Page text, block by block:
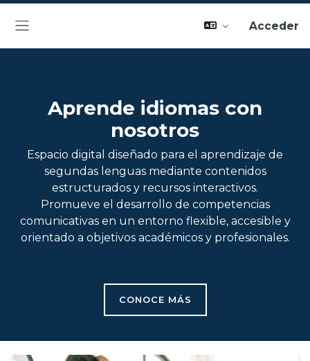
Acceder
Aprende idiomas con
nosotros
Espacio digital diseñado para el aprendizaje de
segundas lenguas mediante contenidos
estructurados y recursos interactivos.
Promueve el desarrollo de competencias
comunicativas en un entorno flexible, accesible y
orientado a objetivos académicos y profesionales.
CONOCE MÁS